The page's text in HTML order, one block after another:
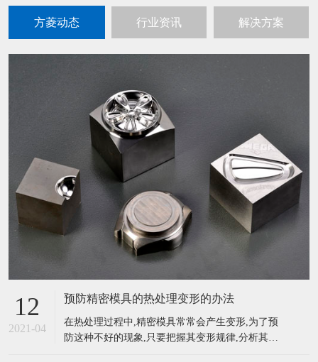
方菱动态 行业资讯 解决方案
12
2021-04
预防精密模具的热处理变形的办法
在热处理过程中,精密模具常常会产生变形,为了预
防这种不好的现象,只要把握其变形规律,分析其产